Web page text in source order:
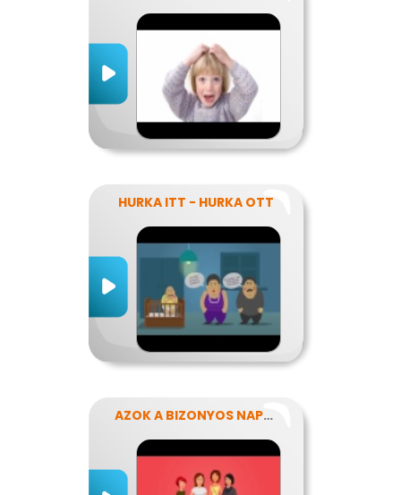
HURKA ITT - HURKA OTT
AZOK A BIZONYOS NAPOK